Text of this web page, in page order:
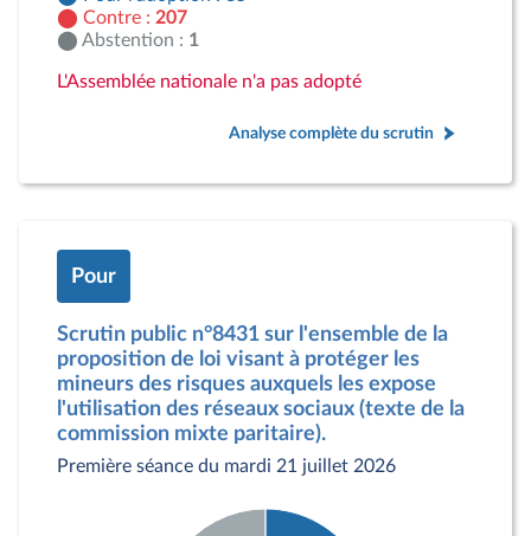
Contre : 207
Abstention : 1
L'Assemblée nationale n'a pas adopté
Analyse complète du scrutin
Pour
Scrutin public n°8431 sur l'ensemble de la
proposition de loi visant à protéger les
mineurs des risques auxquels les expose
l'utilisation des réseaux sociaux (texte de la
commission mixte paritaire).
Première séance du mardi 21 juillet 2026